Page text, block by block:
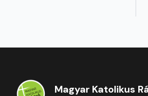
Magyar Katolikus